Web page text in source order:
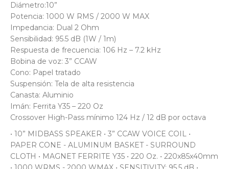
Diámetro:10”
Potencia: 1000 W RMS / 2000 W MAX
Impedancia: Dual 2 Ohm
Sensibilidad: 95.5 dB (1W / 1m)
Respuesta de frecuencia: 106 Hz – 7.2 kHz
Bobina de voz: 3” CCAW
Cono: Papel tratado
Suspensión: Tela de alta resistencia
Canasta: Aluminio
Imán: Ferrita Y35 – 220 Oz
Crossover High-Pass mínimo 124 Hz / 12 dB por octava
• 10” MIDBASS SPEAKER • 3” CCAW VOICE COIL •
PAPER CONE - ALUMINUM BASKET - SURROUND
CLOTH • MAGNET FERRITE Y35 • 220 Oz. • 220x85x40mm